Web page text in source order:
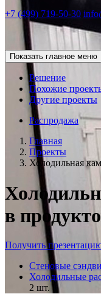
+7 (499) 719-50-30
Показать главное меню
Решение
Похожие
Другие проекты
Распродажа
Главная
Проекты
Холодильная
в
Получить
Стеновые
Холодильные
2 шт.